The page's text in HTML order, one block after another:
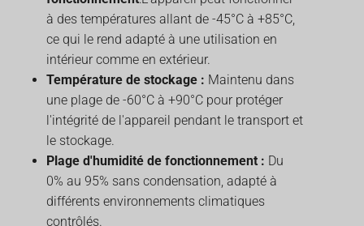
à des températures allant de -45°C à +85°C,
ce qui le rend adapté à une utilisation en
intérieur comme en extérieur.
Température de stockage : Maintenu dans
une plage de -60°C à +90°C pour protéger
l'intégrité de l'appareil pendant le transport et
le stockage.
Plage d'humidité de fonctionnement : Du
0% au 95% sans condensation, adapté à
différents environnements climatiques
contrôlés.